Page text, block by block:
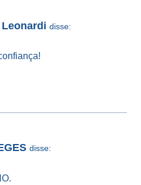
disse:
disse: